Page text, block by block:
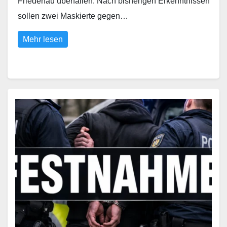
sollen zwei Maskierte gegen…
Mehr lesen